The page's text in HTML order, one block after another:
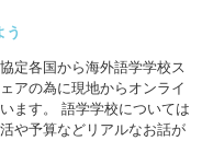
う
定各国から海外語学学校ス
アの為に現地からオンライ
ます。 語学学校については
や予算などリアルなお話が